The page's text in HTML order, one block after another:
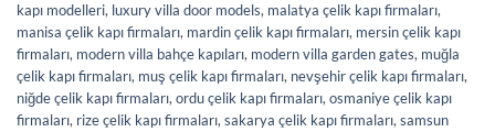
kapı modelleri, luxury villa door models, malatya çelik kapı firmaları,
manisa çelik kapı firmaları, mardin çelik kapı firmaları, mersin çelik kapı
firmaları, modern villa bahçe kapıları, modern villa garden gates, muğla
çelik kapı firmaları, muş çelik kapı firmaları, nevşehir çelik kapı firmaları,
niğde çelik kapı firmaları, ordu çelik kapı firmaları, osmaniye çelik kapı
firmaları, rize çelik kapı firmaları, sakarya çelik kapı firmaları, samsun